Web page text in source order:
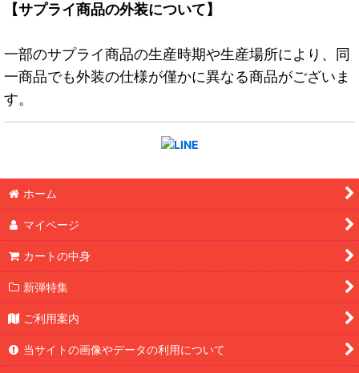
【サプライ商品の外装について】
一部のサプライ商品の生産時期や生産場所により、同
一商品でも外装の仕様が僅かに異なる商品がございま
す。
ホーム
マイページ
カートの中身
新弾特集
ご利用案内
当サイトの画像やデータの利用について